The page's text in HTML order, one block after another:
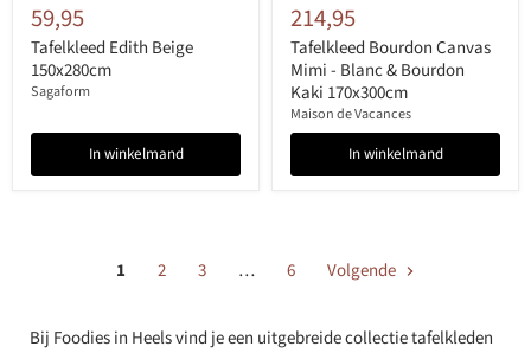
59,95
Tafelkleed Edith Beige
150x280cm
Sagaform
In winkelmand
214,95
Tafelkleed Bourdon Canvas
Mimi - Blanc & Bourdon
Kaki 170x300cm
Maison de Vacances
In winkelmand
1 2 3 … 6 Volgende
Bij Foodies in Heels vind je een uitgebreide collectie tafelkleden